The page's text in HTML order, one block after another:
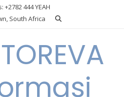
+2782 444 YEAH
South Africa